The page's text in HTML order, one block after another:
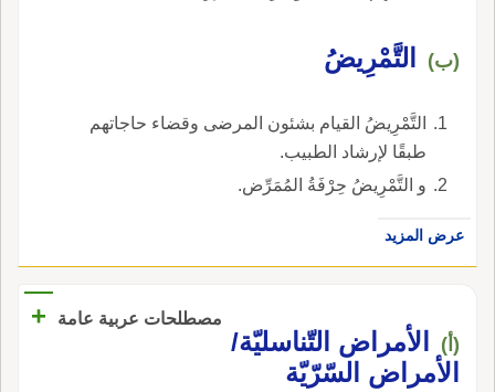
(ب) التَّمْرِيضُ
التَّمْرِيضُ القيام بشئون المرضى وقضاء حاجاتهم
طبقًا لإرشاد الطبيب.
و التَّمْرِيضُ حِرْفَةُ المُمَرِّض.
عرض المزيد
مصطلحات عربية عامة +
(أ)
الأمراض التّناسليّة/
الأمراض السّرّيّة